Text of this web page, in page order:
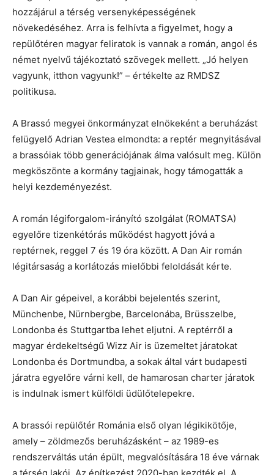
hozzájárul a térség versenyképességének
növekedéséhez. Arra is felhívta a figyelmet, hogy a
repülőtéren magyar feliratok is vannak a román, angol és
német nyelvű tájékoztató szövegek mellett. „Jó helyen
vagyunk, itthon vagyunk!” – értékelte az RMDSZ
politikusa.
A Brassó megyei önkormányzat elnökeként a beruházást
felügyelő Adrian Vestea elmondta: a reptér megnyitásával
a brassóiak több generációjának álma valósult meg. Külön
megköszönte a kormány tagjainak, hogy támogatták a
helyi kezdeményezést.
A román légiforgalom-irányító szolgálat (ROMATSA)
egyelőre tizenkétórás működést hagyott jóvá a
reptérnek, reggel 7 és 19 óra között. A Dan Air román
légitársaság a korlátozás mielőbbi feloldását kérte.
A Dan Air gépeivel, a korábbi bejelentés szerint,
Münchenbe, Nürnbergbe, Barcelonába, Brüsszelbe,
Londonba és Stuttgartba lehet eljutni. A reptérről a
magyar érdekeltségű Wizz Air is üzemeltet járatokat
Londonba és Dortmundba, a sokak által várt budapesti
járatra egyelőre várni kell, de hamarosan charter járatok
is indulnak ismert külföldi üdülőtelepekre.
A brassói repülőtér Románia első olyan légikikötője,
amely – zöldmezős beruházásként – az 1989-es
rendszerváltás után épült, megvalósítására 18 éve várnak